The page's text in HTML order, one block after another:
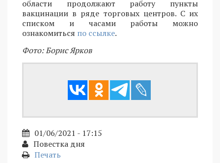
области продолжают работу пункты
вакцинации в ряде торговых центров. С их
списком и часами работы можно
ознакомиться по ссылке.
Фото: Борис Ярков
01/06/2021 - 17:15
Повестка дня
Печать